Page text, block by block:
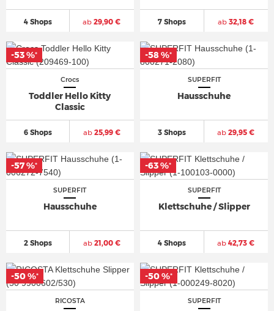
4 Shops ab 29,90 € 7 Shops ab 32,18 €
Crocs
Toddler Hello Kitty
Classic
6 Shops ab25,99 €
-53 %*
SUPERFIT
Hausschuhe
3 Shops ab 29,95 €
-58 %*
SUPERFIT
Hausschuhe
2 Shops ab21,00 €
-57 %*
SUPERFIT
Klettschuhe / Slipper
4 Shops ab 42,73 €
-63 %*
RICOSTA
-50 %*
SUPERFIT
-50 %*